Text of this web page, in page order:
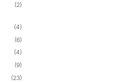
(2)
(4)
(6)
(4)
(9)
(23)